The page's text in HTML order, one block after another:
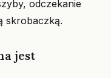
odczekanie
skrobaczką.
jest